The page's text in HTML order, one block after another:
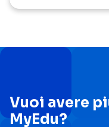
Vuoi avere
MyEdu?